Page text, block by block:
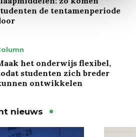
de tentamenperiode
het onderwijs flexibel,
studenten zich breder
ontwikkelen
nieuws